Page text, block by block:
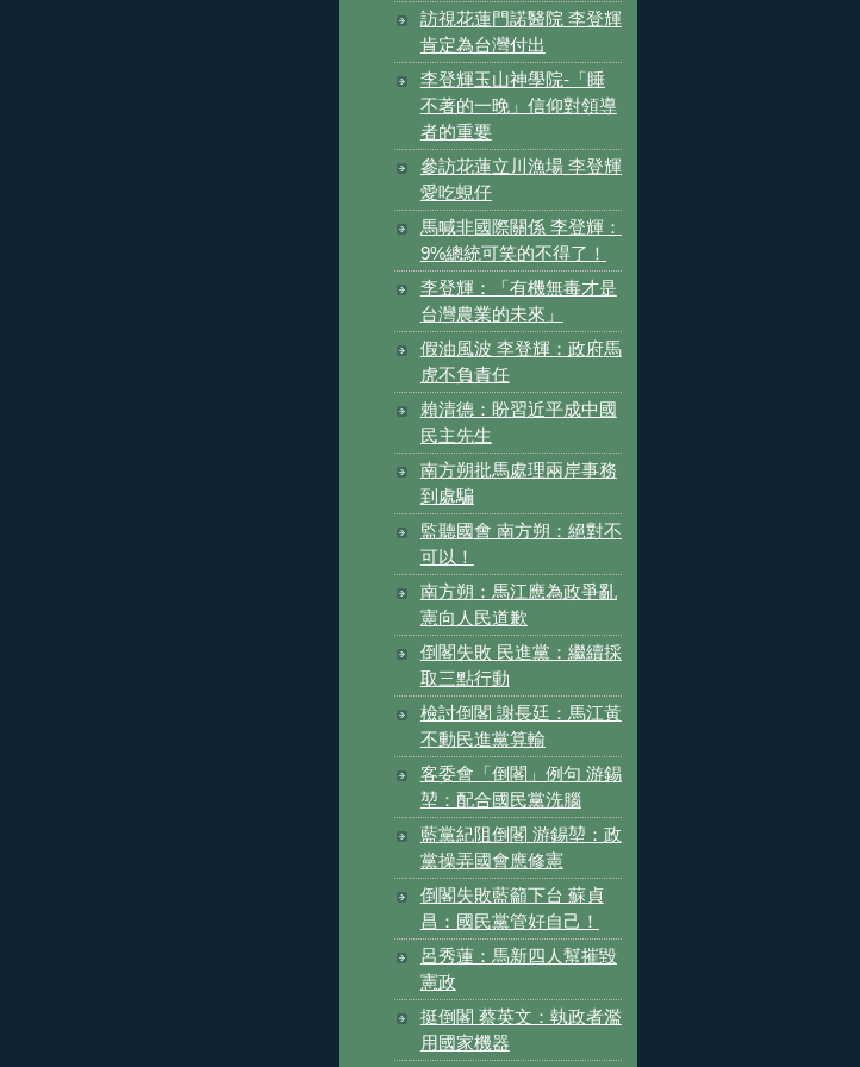
訪視花蓮門諾醫院 李登輝
肯定為台灣付出
李登輝玉山神學院-「睡
不著的一晚」信仰對領導
者的重要
參訪花蓮立川漁場 李登輝
愛吃蜆仔
馬喊非國際關係 李登輝：
9%總統可笑的不得了！
李登輝：「有機無毒才是
台灣農業的未來」
假油風波 李登輝：政府馬
虎不負責任
賴清德：盼習近平成中國
民主先生
南方朔批馬處理兩岸事務
到處騙
監聽國會 南方朔：絕對不
可以！
南方朔：馬江應為政爭亂
憲向人民道歉
倒閣失敗 民進黨：繼續採
取三點行動
檢討倒閣 謝長廷：馬江黃
不動民進黨算輸
客委會「倒閣」例句 游錫
堃：配合國民黨洗腦
藍黨紀阻倒閣 游錫堃：政
黨操弄國會應修憲
倒閣失敗藍籲下台 蘇貞
昌：國民黨管好自己！
呂秀蓮：馬新四人幫摧毀
憲政
挺倒閣 蔡英文：執政者濫
用國家機器